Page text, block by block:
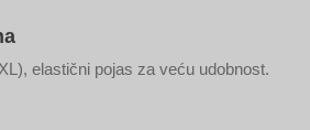
elastični pojas za veću udobnost.